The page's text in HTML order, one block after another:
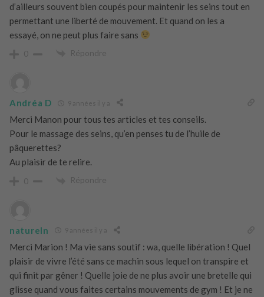
d’ailleurs souvent bien coupés pour maintenir les seins tout en
permettant une liberté de mouvement. Et quand on les a
essayé, on ne peut plus faire sans
0 Répondre
Andréa D 9 années il y a
Merci Manon pour tous tes articles et tes conseils.
Pour le massage des seins, qu’en penses tu de l’huile de
pâquerettes?
Au plaisir de te relire.
0 Répondre
natureln 9 années il y a
Merci Marion ! Ma vie sans soutif : wa, quelle libération ! Quel
plaisir de vivre l’été sans ce machin sous lequel on transpire et
qui finit par gêner ! Quelle joie de ne plus avoir une bretelle qui
glisse quand vous faites certains mouvements de gym ! Et je ne